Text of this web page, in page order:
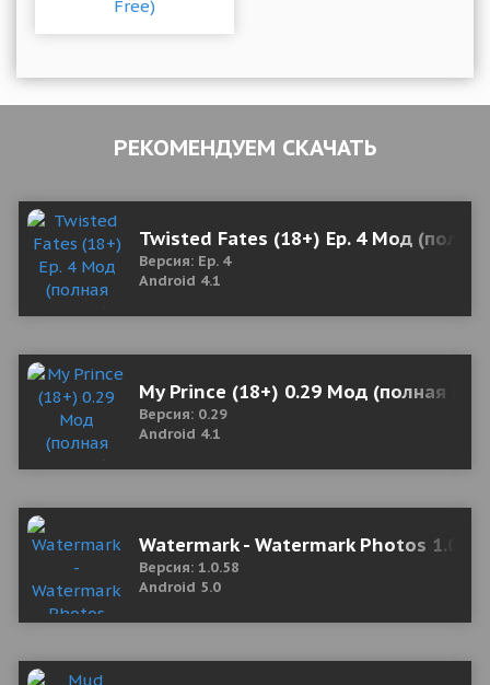
РЕКОМЕНДУЕМ СКАЧАТЬ
Twisted Fates (18+) Ep. 4 Мод
Версия: Ep. 4
Android 4.1
My Prince (18+) 0.29 Мод (полная
Версия: 0.29
Android 4.1
Watermark - Watermark Photos
Версия: 1.0.58
Android 5.0